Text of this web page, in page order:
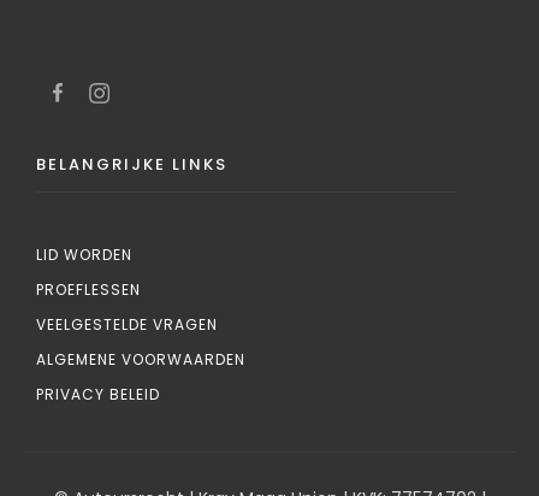
BELANGRIJKE LINKS
LID WORDEN
PROEFLESSEN
VEELGESTELDE VRAGEN
ALGEMENE VOORWAARDEN
PRIVACY BELEID